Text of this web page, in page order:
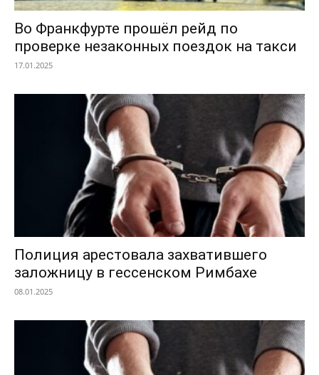
Во Франкфурте прошёл рейд по
проверке незаконных поездок на такси
17.01.2025
Полиция арестовала захватившего
заложницу в гессенском Римбахе
08.01.2025